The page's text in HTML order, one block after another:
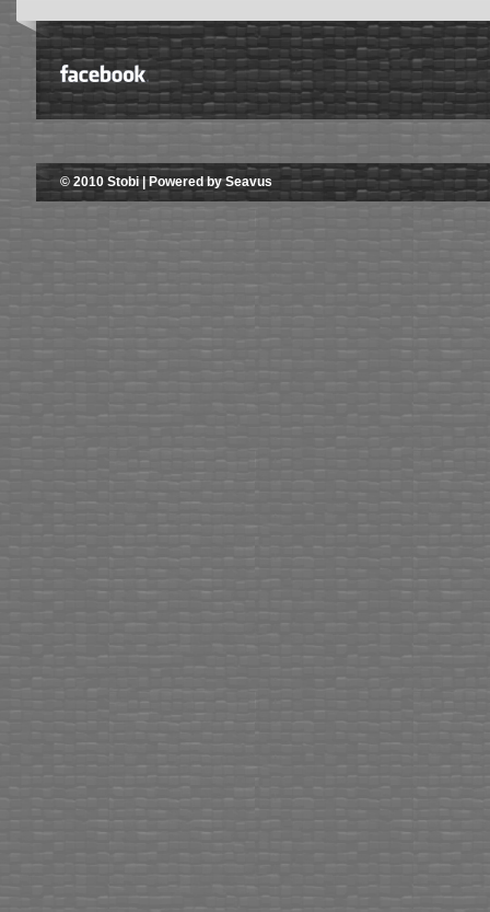
© 2010 Stobi | Powered by Seavus